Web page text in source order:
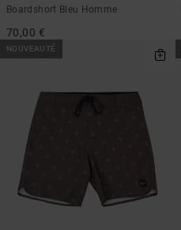
Boardshort Bleu Homme
70,00 €
NOUVEAUTÉ